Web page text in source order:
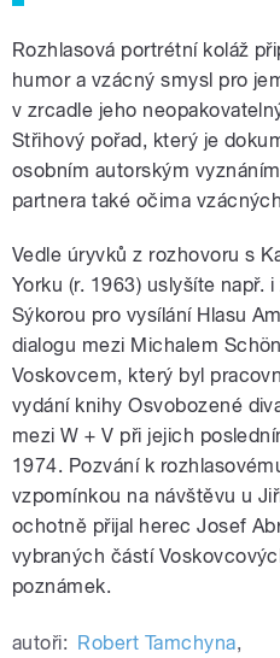
Rozhlasová portrétní koláž
humor a vzácný smysl pro
v zrcadle jeho
Střihový pořad, který je
osobním autorským
partnera také očima
Vedle úryvků z rozhovoru s
Yorku (r. 1963) uslyšíte např.
Sýkorou pro vysílání Hlasu
dialogu mezi Michalem
Voskovcem, který byl
vydání knihy Osvobozené
mezi W + V při jejich
1974. Pozvání k
vzpomínkou na návštěvu u
ochotně přijal herec Josef
vybraných částí
poznámek.
autoři: Robert Tamchyna,